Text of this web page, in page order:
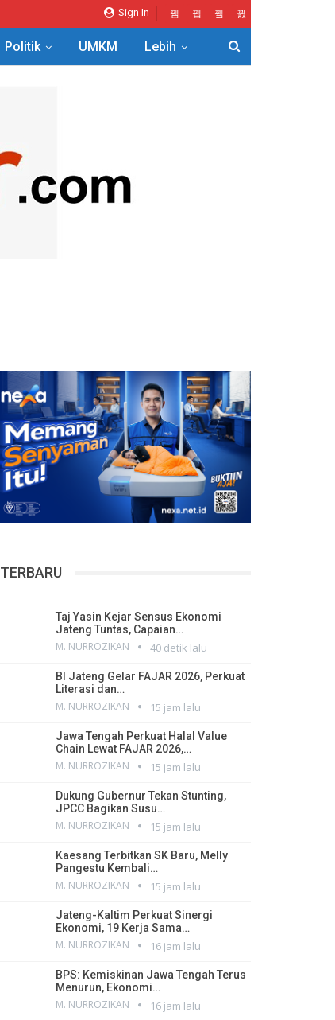
Sign In
Politik UMKM Lebih
TERBARU
Taj Yasin Kejar Sensus Ekonomi
Jateng Tuntas, Capaian…
M. NURROZIKAN 40 detik lalu
BI Jateng Gelar FAJAR 2026, Perkuat
Literasi dan…
M. NURROZIKAN 15 jam lalu
Jawa Tengah Perkuat Halal Value
Chain Lewat FAJAR 2026,…
M. NURROZIKAN 15 jam lalu
Dukung Gubernur Tekan Stunting,
JPCC Bagikan Susu…
M. NURROZIKAN 15 jam lalu
Kaesang Terbitkan SK Baru, Melly
Pangestu Kembali…
M. NURROZIKAN 15 jam lalu
Jateng-Kaltim Perkuat Sinergi
Ekonomi, 19 Kerja Sama…
M. NURROZIKAN 16 jam lalu
BPS: Kemiskinan Jawa Tengah Terus
Menurun, Ekonomi…
M. NURROZIKAN 16 jam lalu